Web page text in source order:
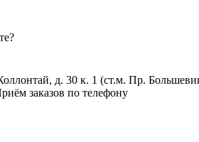
?
д. 30 к. 1 (ст.м. Пр.
заказов по телефону